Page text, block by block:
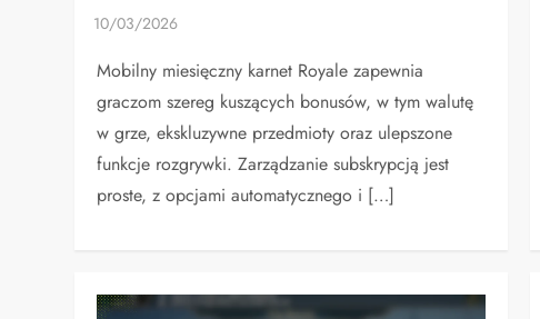
Mobilny miesięczny karnet Royale zapewnia
graczom szereg kuszących bonusów, w tym walutę
w grze, ekskluzywne przedmioty oraz ulepszone
funkcje rozgrywki. Zarządzanie subskrypcją jest
proste, z opcjami automatycznego i […]